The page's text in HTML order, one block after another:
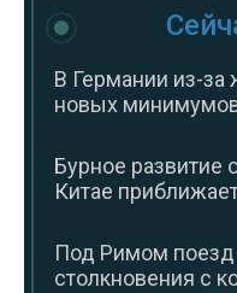
В Германии из-
новых
Бурное развитие
Китае
Под Римом поезд
столкновения с